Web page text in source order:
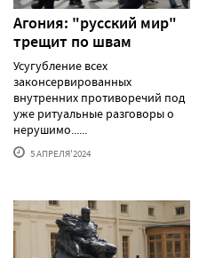
Агония: "русский мир"
трещит по швам
Усугубление всех
законсервированных
внутренних противоречий под
уже ритуальные разговоры о
нерушимо......
5 АПРЕЛЯ'2024